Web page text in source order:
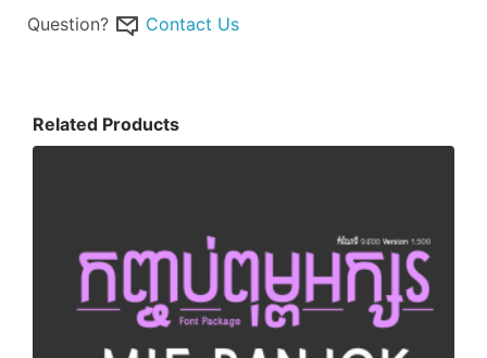
Question? Contact Us
Related Products